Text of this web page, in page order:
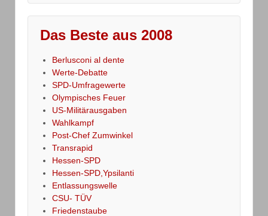
Das Beste aus 2008
Berlusconi al dente
Werte-Debatte
SPD-Umfragewerte
Olympisches Feuer
US-Militärausgaben
Wahlkampf
Post-Chef Zumwinkel
Transrapid
Hessen-SPD
Hessen-SPD,Ypsilanti
Entlassungswelle
CSU- TÜV
Friedenstaube